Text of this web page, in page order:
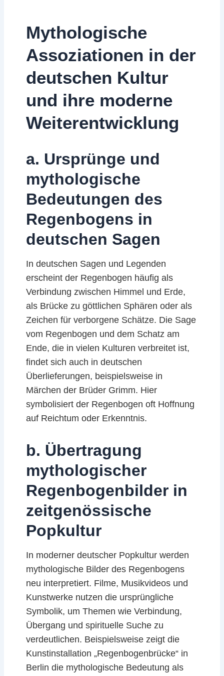
Mythologische
Assoziationen in der
deutschen Kultur
und ihre moderne
Weiterentwicklung
a. Ursprünge und
mythologische
Bedeutungen des
Regenbogens in
deutschen Sagen
In deutschen Sagen und Legenden
erscheint der Regenbogen häufig als
Verbindung zwischen Himmel und Erde,
als Brücke zu göttlichen Sphären oder als
Zeichen für verborgene Schätze. Die Sage
vom Regenbogen und dem Schatz am
Ende, die in vielen Kulturen verbreitet ist,
findet sich auch in deutschen
Überlieferungen, beispielsweise in
Märchen der Brüder Grimm. Hier
symbolisiert der Regenbogen oft Hoffnung
auf Reichtum oder Erkenntnis.
b. Übertragung
mythologischer
Regenbogenbilder in
zeitgenössische
Popkultur
In moderner deutscher Popkultur werden
mythologische Bilder des Regenbogens
neu interpretiert. Filme, Musikvideos und
Kunstwerke nutzen die ursprüngliche
Symbolik, um Themen wie Verbindung,
Übergang und spirituelle Suche zu
verdeutlichen. Beispielsweise zeigt die
Kunstinstallation „Regenbogenbrücke“ in
Berlin die mythologische Bedeutung als